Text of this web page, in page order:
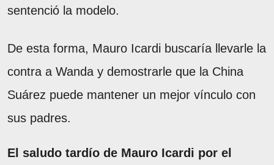
sentenció la modelo.
De esta forma, Mauro Icardi buscaría llevarle la
contra a Wanda y demostrarle que la China
Suárez puede mantener un mejor vínculo con
sus padres.
El saludo tardío de Mauro Icardi por el